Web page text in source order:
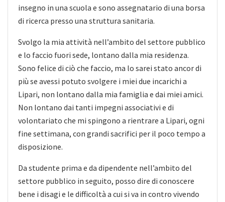
insegno in una scuola e sono assegnatario di una borsa
di ricerca presso una struttura sanitaria.
Svolgo la mia attività nell’ambito del settore pubblico
e lo faccio fuori sede, lontano dalla mia residenza.
Sono felice di ciò che faccio, ma lo sarei stato ancor di
più se avessi potuto svolgere i miei due incarichi a
Lipari, non lontano dalla mia famiglia e dai miei amici.
Non lontano dai tanti impegni associativi e di
volontariato che mi spingono a rientrare a Lipari, ogni
fine settimana, con grandi sacrifici per il poco tempo a
disposizione.
Da studente prima e da dipendente nell’ambito del
settore pubblico in seguito, posso dire di conoscere
bene i disagi e le difficoltà a cui si va in contro vivendo